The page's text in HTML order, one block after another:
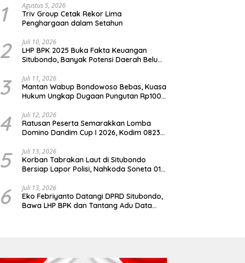
1 Agustus 5, 2026
Triv Group Cetak Rekor Lima
Penghargaan dalam Setahun
2 Juli 10, 2026
LHP BPK 2025 Buka Fakta Keuangan
Situbondo, Banyak Potensi Daerah Belum
3 Juli 11, 2026
Mantan Wabup Bondowoso Bebas, Kuasa
Hukum Ungkap Dugaan Pungutan Rp100
4 Juli 12, 2026
Ratusan Peserta Semarakkan Lomba
Domino Dandim Cup I 2026, Kodim 0823
Dukung Penguatan Ekonomi Desa
5 Juli 13, 2026
Korban Tabrakan Laut di Situbondo
Bersiap Lapor Polisi, Nahkoda Soneta 01
Rusak
6 Juli 13, 2026
Eko Febriyanto Datangi DPRD Situbondo,
Bawa LHP BPK dan Tantang Adu Data